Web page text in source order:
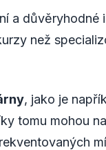
a důvěryhodné
než
, jako je
tomu mohou